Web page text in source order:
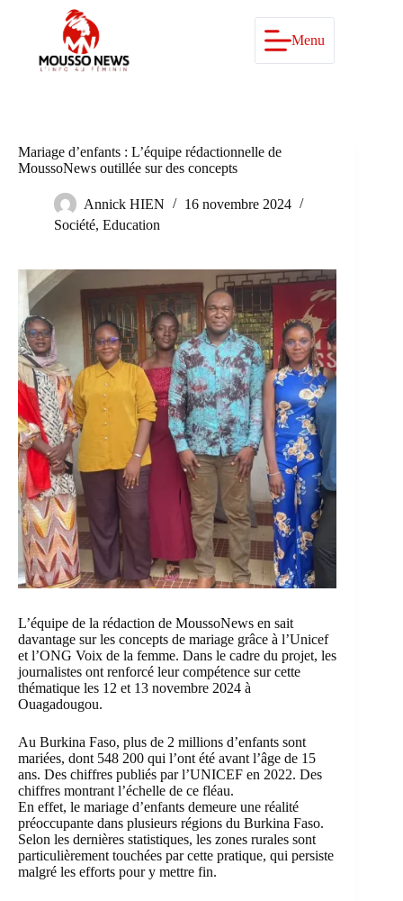
Menu
Mariage d’enfants : L’équipe rédactionnelle de
MoussoNews outillée sur des concepts
Annick HIEN
16 novembre 2024
Société, Education
L’équipe de la rédaction de MoussoNews en sait
davantage sur les concepts de mariage grâce à l’Unicef
et l’ONG Voix de la femme. Dans le cadre du projet, les
journalistes ont renforcé leur compétence sur cette
thématique les 12 et 13 novembre 2024 à
Ouagadougou.
Au Burkina Faso, plus de 2 millions d’enfants sont
mariées, dont 548 200 qui l’ont été avant l’âge de 15
ans. Des chiffres publiés par l’UNICEF en 2022. Des
chiffres montrant l’échelle de ce fléau.
En effet, le mariage d’enfants demeure une réalité
préoccupante dans plusieurs régions du Burkina Faso.
Selon les dernières statistiques, les zones rurales sont
particulièrement touchées par cette pratique, qui persiste
malgré les efforts pour y mettre fin.